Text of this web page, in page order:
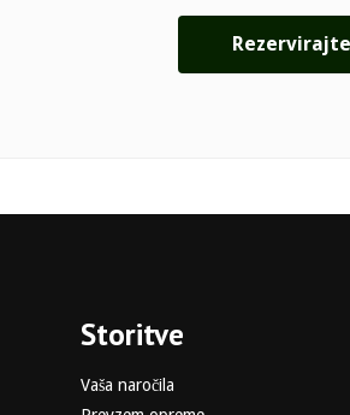
Storitve
Vaša naročila